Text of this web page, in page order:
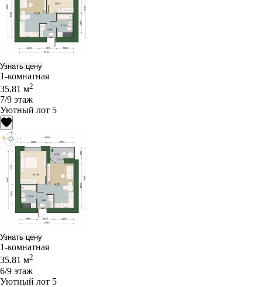
Узнать цену
1-комнатная
35.81 м2
7/9 этаж
Уютный лот 5
Узнать цену
1-комнатная
35.81 м2
6/9 этаж
Уютный лот 5